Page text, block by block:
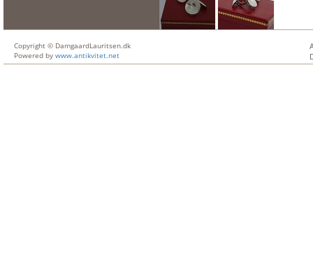
Copyright © DamgaardLauritsen.dk
Powered by www.antikvitet.net